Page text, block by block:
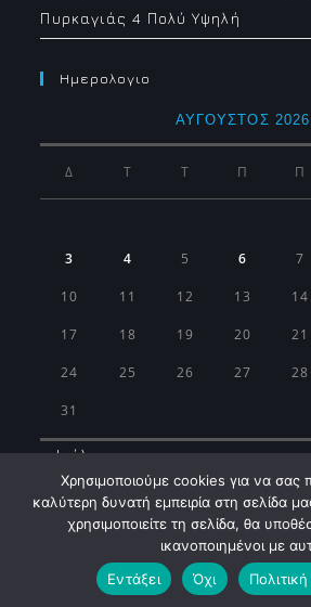
Πυρκαγιάς 4 Πολύ Υψηλή
Ημερολογιο
ΑΎΓΟΥΣΤΟΣ 2026
Δ Τ Τ Π Π
3 4 5 6 7
10 11 12 13 14
17 18 19 20 21
24 25 26 27 28
31
« Ιούλ
Municipality of Koropi
Χρησιμοποιούμε cookies για να σας
καλύτερη δυνατή εμπειρία στη σελίδα
χρησιμοποιείτε τη σελίδα, θα
ικανοποιημένοι με
Εντάξει
Όχι